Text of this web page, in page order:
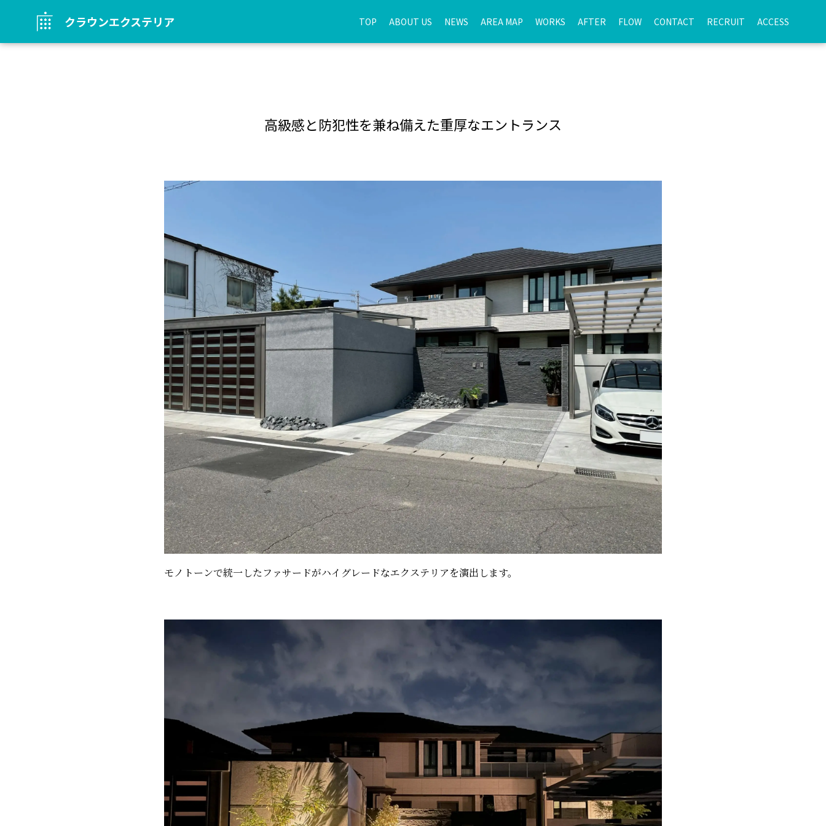
クラウンエクステリア TOP ABOUT US NEWS AREA MAP WORKS AFTER FLOW CONTACT RECRUIT ACCESS
高級感と防犯性を兼ね備えた重厚なエントランス
モノトーンで統一したファサードがハイグレードなエクステリアを演出します。